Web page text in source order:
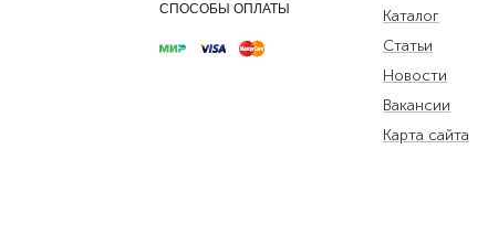
СПОСОБЫ ОПЛАТЫ
Каталог
Статьи
Новости
Вакансии
Карта сайта